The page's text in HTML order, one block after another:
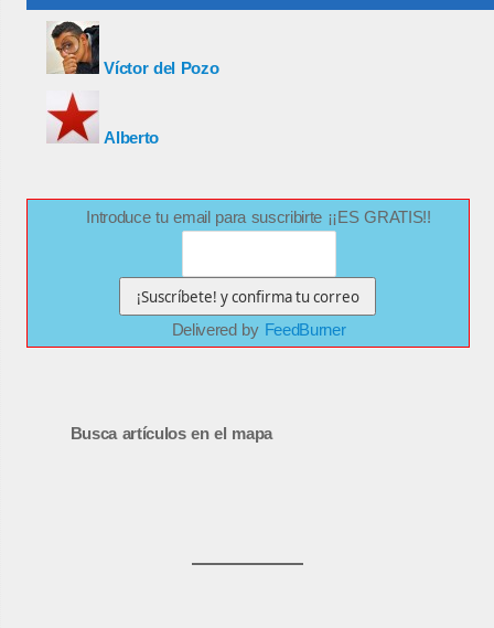
Víctor del Pozo
Alberto
Introduce tu email para suscribirte ¡¡ES GRATIS!!
Delivered by FeedBurner
Busca artículos en el mapa